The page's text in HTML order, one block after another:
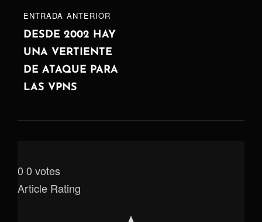
ENTRADA
ANTERIOR
ENTRADA ANTERIOR
DESDE 2002 HAY
UNA VERTIENTE
DE ATAQUE PARA
LAS VPNS
0 0 votes
Article Rating